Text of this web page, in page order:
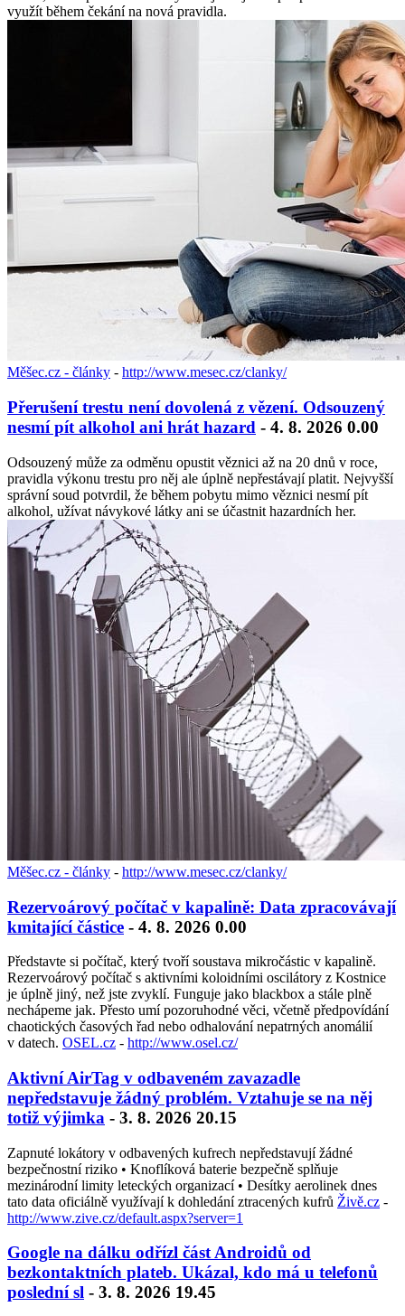
využít během čekání na nová pravidla.
Měšec.cz - články - http://www.mesec.cz/clanky/
Přerušení trestu není dovolená z vězení. Odsouzený
nesmí pít alkohol ani hrát hazard - 4. 8. 2026 0.00
Odsouzený může za odměnu opustit věznici až na 20 dnů v roce,
pravidla výkonu trestu pro něj ale úplně nepřestávají platit. Nejvyšší
správní soud potvrdil, že během pobytu mimo věznici nesmí pít
alkohol, užívat návykové látky ani se účastnit hazardních her.
Měšec.cz - články - http://www.mesec.cz/clanky/
Rezervoárový počítač v kapalině: Data zpracovávají
kmitající částice - 4. 8. 2026 0.00
Představte si počítač, který tvoří soustava mikročástic v kapalině.
Rezervoárový počítač s aktivními koloidními oscilátory z Kostnice
je úplně jiný, než jste zvyklí. Funguje jako blackbox a stále plně
nechápeme jak. Přesto umí pozoruhodné věci, včetně předpovídání
chaotických časových řad nebo odhalování nepatrných anomálií
v datech. OSEL.cz - http://www.osel.cz/
Aktivní AirTag v odbaveném zavazadle
nepředstavuje žádný problém. Vztahuje se na něj
totiž výjimka - 3. 8. 2026 20.15
Zapnuté lokátory v odbavených kufrech nepředstavují žádné
bezpečnostní riziko • Knoflíková baterie bezpečně splňuje
mezinárodní limity leteckých organizací • Desítky aerolinek dnes
tato data oficiálně využívají k dohledání ztracených kufrů Živě.cz -
http://www.zive.cz/default.aspx?server=1
Google na dálku odřízl část Androidů od
bezkontaktních plateb. Ukázal, kdo má u telefonů
poslední sl - 3. 8. 2026 19.45